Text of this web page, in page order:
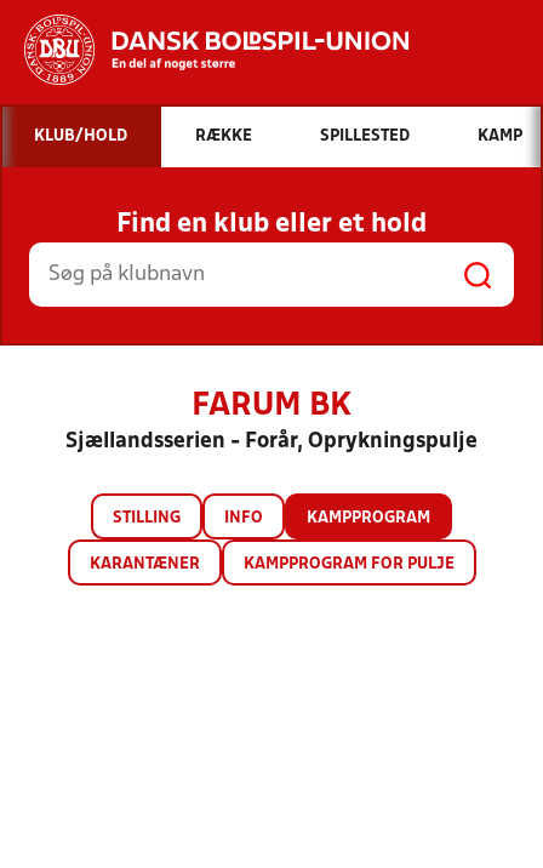
Hvad vil du søge efter?
INDHOLD OG NYHEDER
STILLINGER, RESULTATER, KLUBBER OG
HOLD
KLUB/HOLD RÆKKE SPILLESTED KAMP
Find en klub eller et hold
FARUM BK
Sjællandsserien - Forår, Oprykningspulje
STILLING INFO KAMPPROGRAM
KARANTÆNER KAMPPROGRAM FOR PULJE